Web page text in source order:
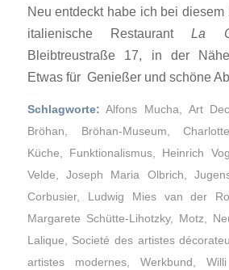
Neu entdeckt habe ich bei
italienische Restaurant La
Bleibtreustraße 17, in der
Etwas für Genießer und schöne
Schlagworte: Alfons Mucha, Art
Bröhan, Bröhan-Museum,
Küche, Funktionalismus, Heinrich
Velde, Joseph Maria Olbrich,
Corbusier, Ludwig Mies van der
Margarete Schütte-Lihotzky, Motz,
Lalique, Societé des artistes
artistes modernes, Werkbund,